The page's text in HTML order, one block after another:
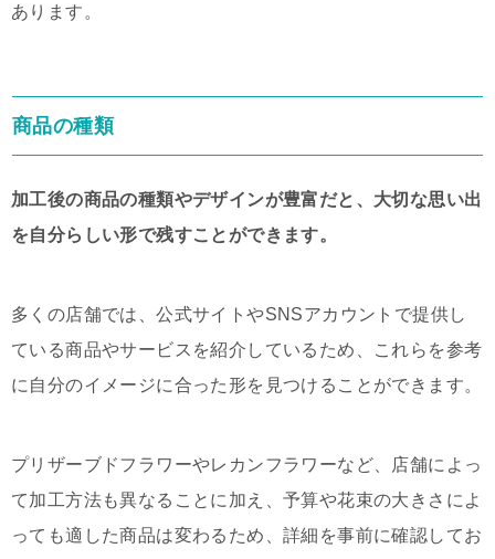
あります。
商品の種類
加工後の商品の種類やデザインが豊富だと、大切な思い出
を自分らしい形で残すことができます。
多くの店舗では、公式サイトやSNSアカウントで提供し
ている商品やサービスを紹介しているため、これらを参考
に自分のイメージに合った形を見つけることができます。
プリザーブドフラワーやレカンフラワーなど、店舗によっ
て加工方法も異なることに加え、予算や花束の大きさによ
っても適した商品は変わるため、詳細を事前に確認してお